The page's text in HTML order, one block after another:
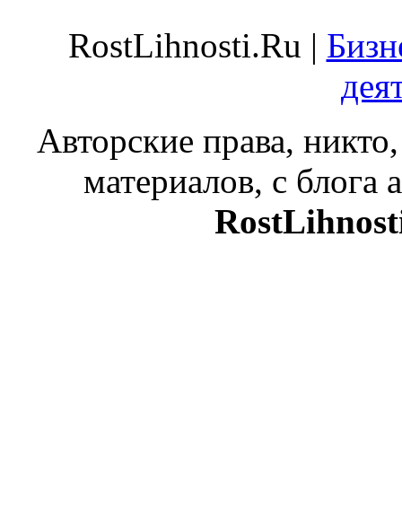
RostLihnosti.Ru |
Авторские права,
материалов, с блога